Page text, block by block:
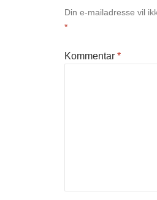
Din e-mailadresse vil
*
Kommentar *